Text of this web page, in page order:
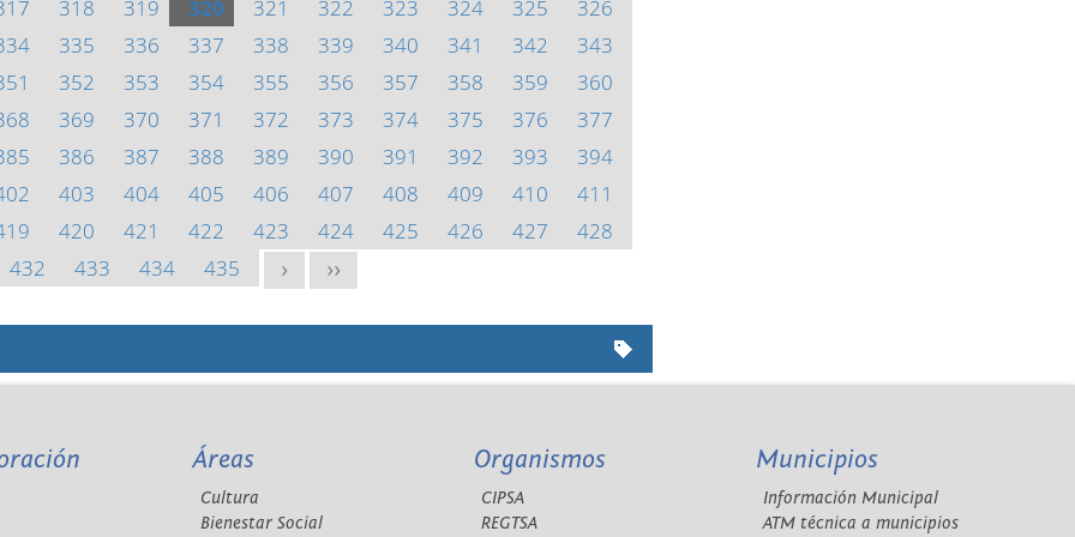
318 319 320 321 322 323 324 325
326
335 336 337 338 339 340 341 342
343
352 353 354 355 356 357 358 359
360
369 370 371 372 373 374 375 376
377
386 387 388 389 390 391 392 393
394
403 404 405 406 407 408 409 410
411
420 421 422 423 424 425 426 427
428
432
433 434 435 > >>
Áreas
Cultura
Bienestar Social
Organismos
CIPSA
REGTSA
Municipios
Información Municipal
ATM técnica a municipios